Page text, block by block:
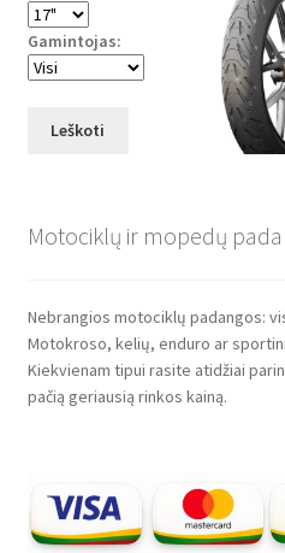
Gamintojas:
Leškoti
Motociklų ir mopedų
Nebrangios motociklų padangos:
Motokroso, kelių, enduro ar
Kiekvienam tipui rasite atidžiai
pačią geriausią rinkos kainą.